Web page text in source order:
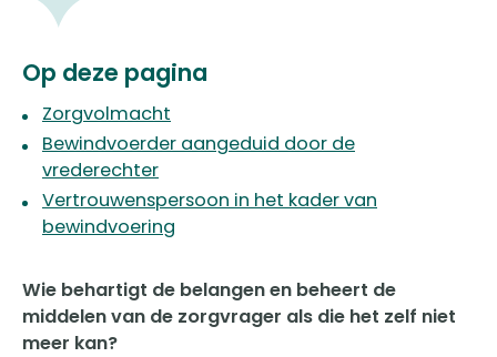
Op deze pagina
Zorgvolmacht
Bewindvoerder aangeduid door de
vrederechter
Vertrouwenspersoon in het kader van
bewindvoering
Wie behartigt de belangen en beheert de
middelen van de zorgvrager als die het zelf niet
meer kan?